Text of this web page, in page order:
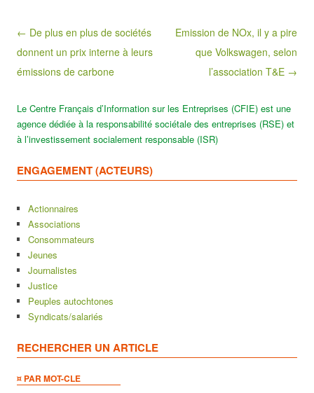
Post navigation
← De plus en plus de sociétés
donnent un prix interne à leurs
émissions de carbone
Emission de NOx, il y a pire
que Volkswagen, selon
l’association T&E →
Le Centre Français d’Information sur les Entreprises (CFIE) est une
agence dédiée à la responsabilité sociétale des entreprises (RSE) et
à l’investissement socialement responsable (ISR)
ENGAGEMENT (ACTEURS)
Actionnaires
Associations
Consommateurs
Jeunes
Journalistes
Justice
Peuples autochtones
Syndicats/salariés
RECHERCHER UN ARTICLE
¤ PAR MOT-CLE